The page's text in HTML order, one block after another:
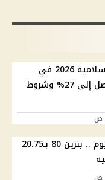
أفضل شهادات الادخار الإسلامية 2026 في
البنوك المصرية.. عوائد تصل إلى 27% وشروط
أسعار الوقود في مصر اليوم .. بنزين 80 بـ20.75